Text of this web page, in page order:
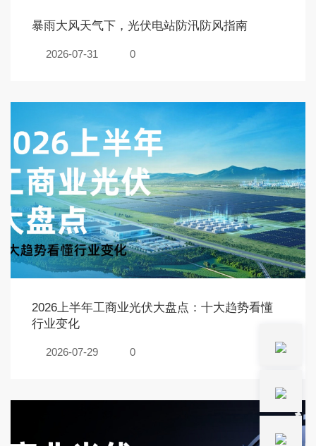
暴雨大风天气下，光伏电站防汛防风指南
2026-07-31 0
2026上半年工商业光伏大盘点：十大趋势看懂
行业变化
2026-07-29 0